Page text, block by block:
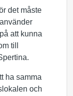
det måste
att kunna
till
ha samma
och